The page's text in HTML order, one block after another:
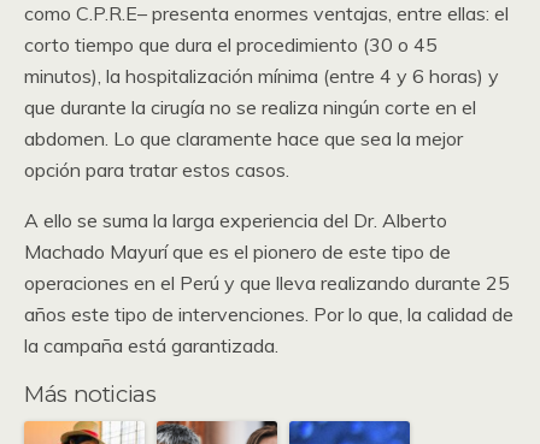
como C.P.R.E– presenta enormes ventajas, entre ellas: el
corto tiempo que dura el procedimiento (30 o 45
minutos), la hospitalización mínima (entre 4 y 6 horas) y
que durante la cirugía no se realiza ningún corte en el
abdomen. Lo que claramente hace que sea la mejor
opción para tratar estos casos.
A ello se suma la larga experiencia del Dr. Alberto
Machado Mayurí que es el pionero de este tipo de
operaciones en el Perú y que lleva realizando durante 25
años este tipo de intervenciones. Por lo que, la calidad de
la campaña está garantizada.
Más noticias